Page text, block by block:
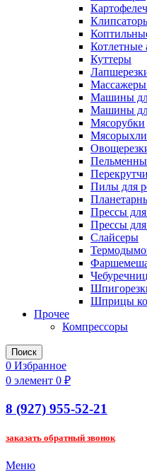
Котлетные
Куттеры
Массажеры
Машины
Машины
Мясорубки
Пилы для
Прессы для
Прессы для
Слайсеры
Шприцы
Прочее
Компрессоры
Поиск
0 Избранное
0 элемент 0 ₽
8 (927) 955-52-21
заказать обратный звонок
Меню